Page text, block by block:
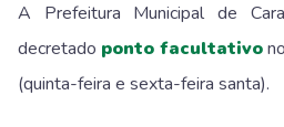
A Prefeitura Municipal de
decretado ponto facultativo
(quinta-feira e sexta-feira santa).